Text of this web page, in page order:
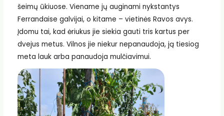
šeimų ūkiuose. Viename jų auginami nykstantys
Ferrandaise galvijai, o kitame – vietinės Ravos avys.
Įdomu tai, kad ėriukus jie siekia gauti tris kartus per
dvejus metus. Vilnos jie niekur nepanaudoja, ją tiesiog
meta lauk arba panaudoja mulčiavimui.